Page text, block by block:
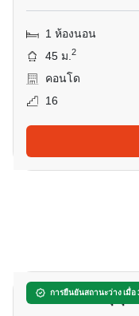
1 ห้องนอน
45 ม.2
คอนโด
16
การยืนยันสถานะว่าง เมื่
โอกะ เฮ้าส์ สุขุม